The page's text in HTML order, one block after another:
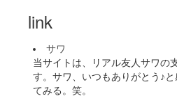
link
サワ
当サイトは、リアル友人サワの
す。サワ、いつもありがとう♪
てみる。笑。